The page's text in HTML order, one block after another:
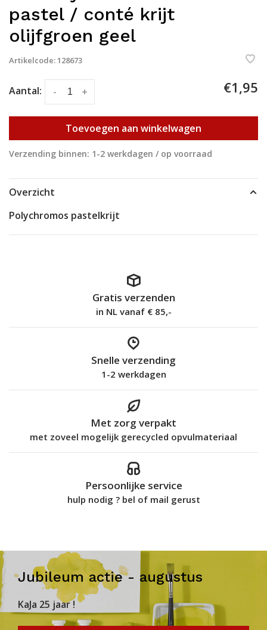
pastel / conté krijt
olijfgroen geel
Artikelcode:128673
Aantal: +
- €1,95
Toevoegen aan winkelwagen
Verzending binnen: 1-2 werkdagen / op voorraad
Overzicht
Polychromos pastelkrijt
Gratis verzenden
in NL vanaf € 85,-
Snelle verzending
1-2 werkdagen
Met zorg verpakt
met zoveel mogelijk gerecycled opvulmateriaal
Persoonlijke service
hulp nodig ? bel of mail gerust
Jubileum actie - augustus
KaJa 25 jaar !